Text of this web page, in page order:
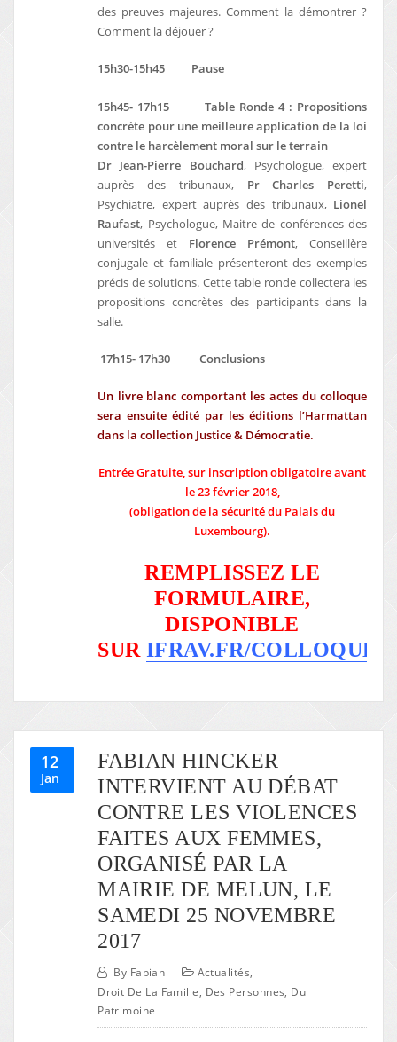
des preuves majeures. Comment la démontrer ?
Comment la déjouer ?
15h30-15h45 Pause
15h45- 17h15 Table Ronde 4 : Propositions
concrète pour une meilleure application de la loi
contre le harcèlement moral sur le terrain
Dr Jean-Pierre Bouchard, Psychologue, expert
auprès des tribunaux, Pr Charles Peretti,
Psychiatre, expert auprès des tribunaux, Lionel
Raufast, Psychologue, Maitre de conférences des
universités et Florence Prémont, Conseillère
conjugale et familiale présenteront des exemples
précis de solutions. Cette table ronde collectera les
propositions concrètes des participants dans la
salle.
17h15- 17h30 Conclusions
Un livre blanc comportant les actes du colloque
sera ensuite édité par les éditions l’Harmattan
dans la collection Justice & Démocratie.
Entrée Gratuite, sur inscription obligatoire avant
le 23 février 2018,
(obligation de la sécurité du Palais du
Luxembourg).
REMPLISSEZ LE
FORMULAIRE,
DISPONIBLE
SUR IFRAV.FR/
12
Jan
FABIAN HINCKER
INTERVIENT AU DÉBAT
CONTRE LES VIOLENCES
FAITES AUX FEMMES,
ORGANISÉ PAR LA
MAIRIE DE MELUN, LE
SAMEDI 25 NOVEMBRE
2017
By Fabian Actualités,
Droit De La Famille, Des Personnes, Du
Patrimoine